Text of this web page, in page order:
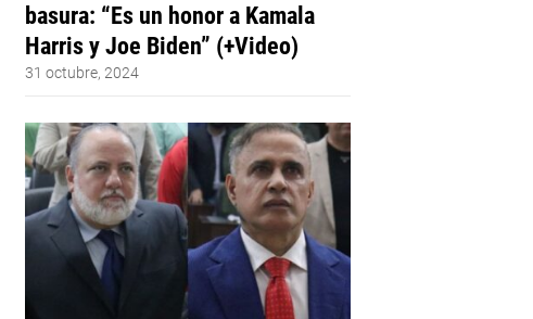
basura: “Es un honor a Kamala
Harris y Joe Biden” (+Video)
31 octubre, 2024